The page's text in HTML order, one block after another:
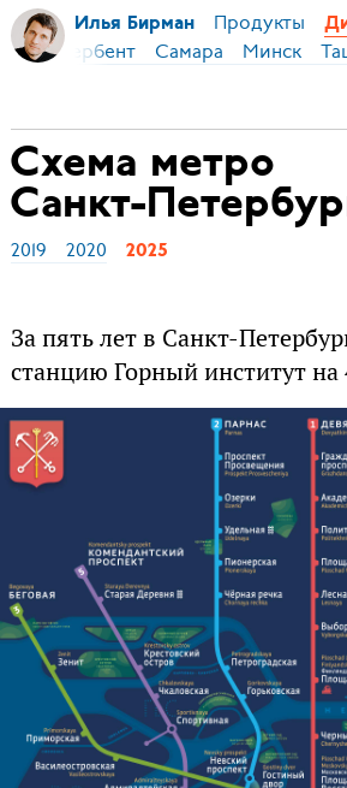
Илья Бирман Продукты
Екб Дербент Самара Минск
Схема метро
Санкт-
2019 2020 2025
За пять лет в Санкт-
станцию Горный институт